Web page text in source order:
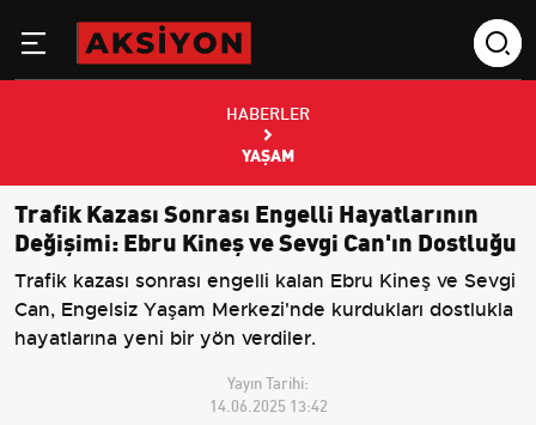
HABERLER
YAŞAM
Trafik Kazası Sonrası Engelli Hayatlarının
Değişimi: Ebru Kineş ve Sevgi Can'ın Dostluğu
Trafik kazası sonrası engelli kalan Ebru Kineş ve Sevgi
Can, Engelsiz Yaşam Merkezi'nde kurdukları dostlukla
hayatlarına yeni bir yön verdiler.
Yayın Tarihi:
14.06.2025 13:42